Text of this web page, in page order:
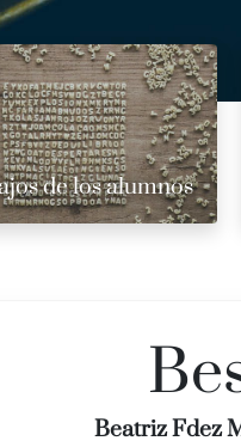
de los alumnos
Beatriz Fdez